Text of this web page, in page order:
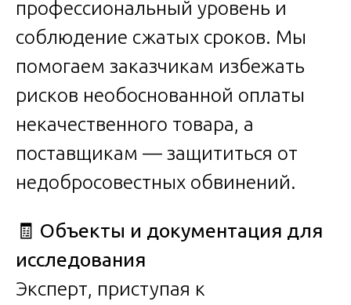
профессиональный уровень и
соблюдение сжатых сроков. Мы
помогаем заказчикам избежать
рисков необоснованной оплаты
некачественного товара, а
поставщикам — защититься от
недобросовестных обвинений.
🧾 Объекты и документация для
исследования
Эксперт, приступая к